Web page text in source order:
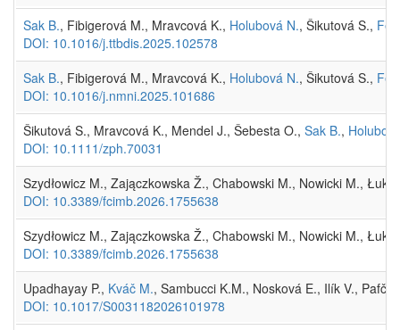
Sak B., Fibigerová M., Mravcová K., Holubová N., Šikutová S.,
DOI: 10.1016/j.ttbdis.2025.102578
Sak B., Fibigerová M., Mravcová K., Holubová N., Šikutová S.,
DOI: 10.1016/j.nmni.2025.101686
Šikutová S., Mravcová K., Mendel J., Šebesta O., Sak B.,
DOI: 10.1111/zph.70031
Szydłowicz M., Zajączkowska Ž., Chabowski M., Nowicki M.,
DOI: 10.3389/fcimb.2026.1755638
Szydłowicz M., Zajączkowska Ž., Chabowski M., Nowicki M.,
DOI: 10.3389/fcimb.2026.1755638
Upadhayay P., Kváč M., Sambucci K.M., Nosková E., Ilík V.,
DOI: 10.1017/S0031182026101978